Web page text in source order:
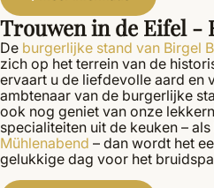
Trouwen in de Eifel -
De burgerlijke stand van Birgel
zich op het terrein van de
ervaart u de liefdevolle aard en
ambtenaar van de burgerlijke
ook nog geniet van onze
specialiteiten uit de keuken –
Mühlenabend – dan wordt het
gelukkige dag voor het